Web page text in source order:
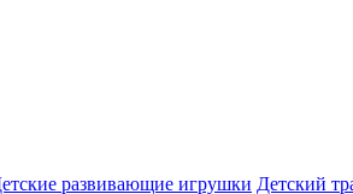
развивающие игрушки Детский